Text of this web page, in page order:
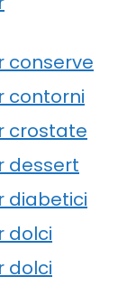
conserve
contorni
crostate
dessert
diabetici
dolci
dolci